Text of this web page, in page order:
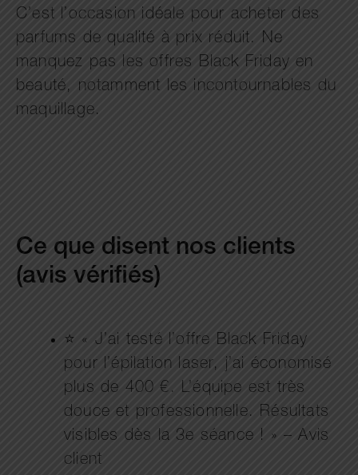
C’est l’occasion idéale pour acheter des
parfums de qualité à prix réduit. Ne
manquez pas les offres Black Friday en
beauté, notamment les incontournables du
maquillage.
Ce que disent nos clients
(avis vérifiés)
⭐ « J’ai testé l’offre Black Friday
pour l’épilation laser, j’ai économisé
plus de 400 €. L’équipe est très
douce et professionnelle. Résultats
visibles dès la 3e séance ! » – Avis
client